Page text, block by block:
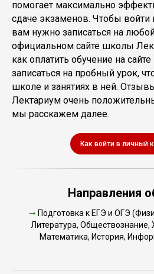
помогает максимально
сдаче экзаменов. Чтобы войти
вам нужно записаться на
официальном сайте школы
как оплатить обучение на
записаться на пробный урок,
школе и занятиях в ней.
Лектариум очень
мы расскажем далее.
Как войти в личный
Направления
➞ Подготовка к ЕГЭ и ОГЭ
Литература, Обществознание,
Математика, История,